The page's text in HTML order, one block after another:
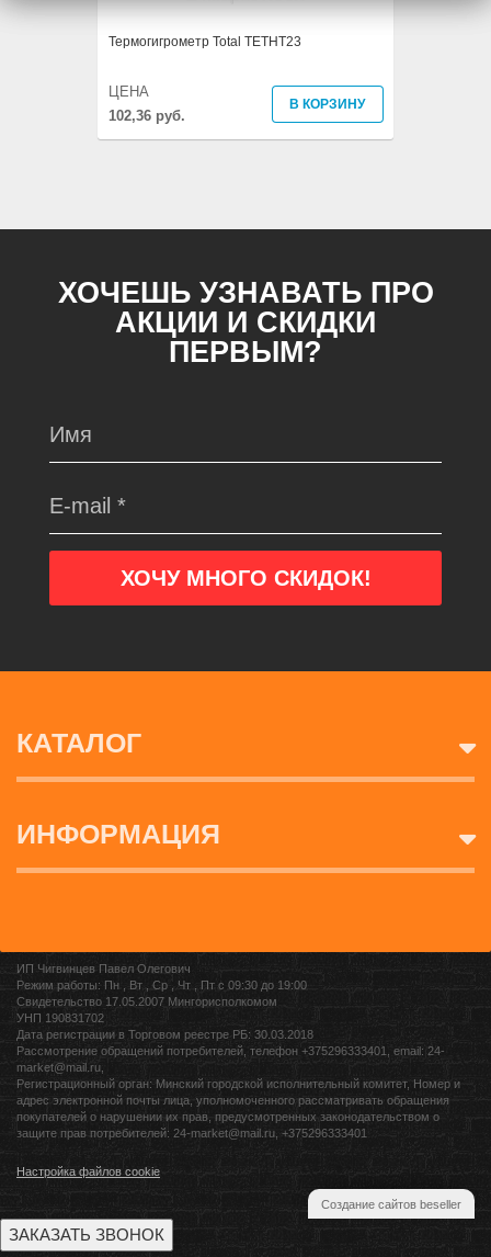
Термогигрометр Total TETHT23
102,36 руб.
ЦЕНА
В КОРЗИНУ
ХОЧЕШЬ УЗНАВАТЬ ПРО
АКЦИИ И СКИДКИ
ПЕРВЫМ?
КАТАЛОГ
ИНФОРМАЦИЯ
ИП Чигвинцев Павел Олегович
Режим работы: Пн , Вт , Ср , Чт , Пт c 09:30 до 19:00
Свидетельство 17.05.2007 Мингорисполкомом
УНП 190831702
Дата регистрации в Торговом реестре РБ: 30.03.2018
Рассмотрение обращений потребителей, телефон +375296333401, email: 24-
market@mail.ru,
Регистрационный орган: Минский городской исполнительный комитет, Номер и
адрес электронной почты лица, уполномоченного рассматривать обращения
покупателей о нарушении их прав, предусмотренных законодательством о
защите прав потребителей: 24-market@mail.ru, +375296333401
Настройка файлов cookie
Создание сайтов beseller
ЗАКАЗАТЬ ЗВОНОК